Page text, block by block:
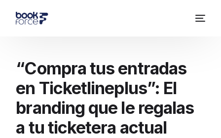
“Compra tus entradas
en Ticketlineplus”: El
branding que le regalas
a tu ticketera actual